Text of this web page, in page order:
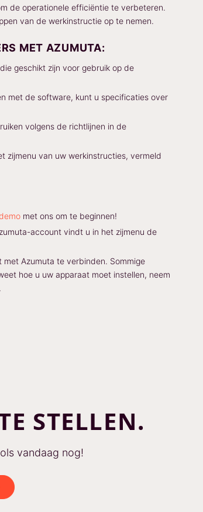
de operationele efficiëntie te verbeteren.
van de werkinstructie op te nemen.
MET AZUMUTA:
geschikt zijn voor gebruik op de
met de software, kunt u specificaties over
volgens de richtlijnen in de
zijmenu van uw werkinstructies, vermeld
met ons om te beginnen!
account vindt u in het zijmenu de
Azumuta te verbinden. Sommige
hoe u uw apparaat moet instellen, neem
STELLEN.
vandaag nog!